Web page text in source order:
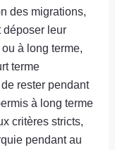
des migrations,
déposer leur
à long terme,
terme
rester pendant
à long terme
critères stricts,
pendant au